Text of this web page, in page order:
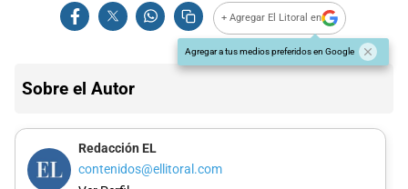
+ Agregar El Litoral en
Agregar a tus medios preferidos en Google
Sobre el Autor
Redacción EL
contenidos@ellitoral.com